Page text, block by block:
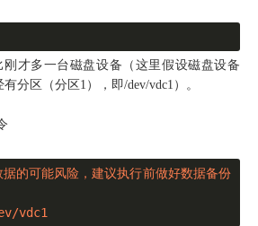
才多一台磁盘设备（这里假设磁盘设备
分区（分区1），即/dev/vdc1）。
的可能风险，建议执行前做好数据备份
vdc1